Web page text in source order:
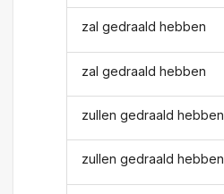
zal gedraald hebben
zal gedraald hebben
zullen gedraald hebben
zullen gedraald hebben